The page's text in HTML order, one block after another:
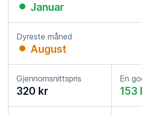
Januar
Dyreste måned
August
Gjennomsnittspris
320 kr
En
153